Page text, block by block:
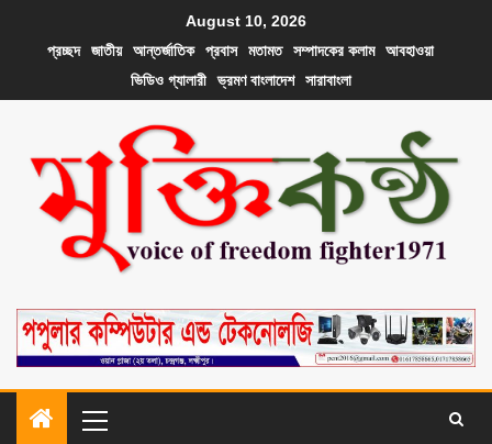
August 10, 2026
প্রচ্ছদ
জাতীয় আন্তর্জাতিক প্রবাস মতামত সম্পাদকের কলাম
আবহাওয়া
ভিডিও গ্যালারী
ভ্রমণ বাংলাদেশ সারাবাংলা